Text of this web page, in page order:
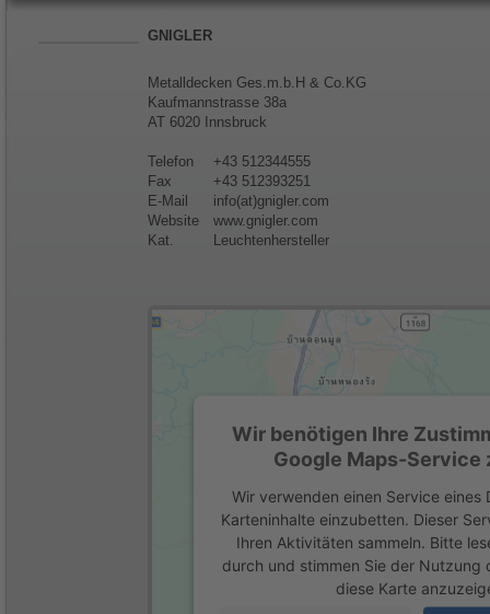
GNIGLER
Metalldecken Ges.m.b.H & Co.KG
Kaufmannstrasse 38a
AT 6020 Innsbruck
Telefon
+43 512344555
Fax
+43 512393251
E-Mail
info(at)gnigler.com
Website
www.gnigler.com
Kat.
Leuchtenhersteller
Wir benötigen Ihre
Google Maps-Service
Wir verwenden einen Service eines
Karteninhalte einzubetten. Dieser
Ihren Aktivitäten sammeln. Bitte
durch und stimmen Sie der Nutzung
diese Karte